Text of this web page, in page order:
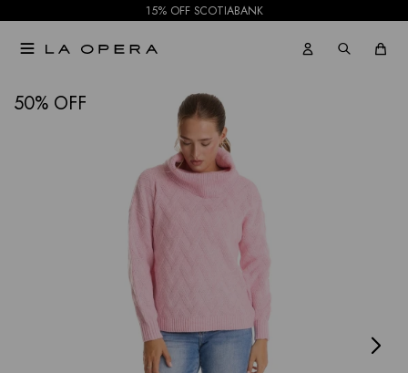
15% OFF SCOTIABANK

50 NOTIFICARME